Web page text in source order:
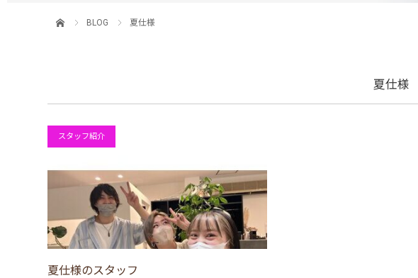
BLOG 夏仕様
夏仕様
スタッフ紹介
夏仕様のスタッフ